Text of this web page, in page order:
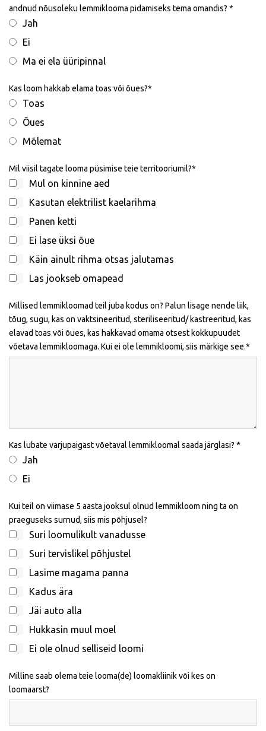
andnud nõusoleku lemmiklooma pidamiseks tema omandis?
Jah
Ei
Ma ei ela üüripinnal
Kas loom hakkab elama toas või õues?
Toas
Õues
Mõlemat
Mil viisil tagate looma püsimise teie territooriumil?
Mul on kinnine aed
Kasutan elektrilist kaelarihma
Panen ketti
Ei lase üksi õue
Käin ainult rihma otsas jalutamas
Las jookseb omapead
Millised lemmikloomad teil juba kodus on? Palun lisage nende liik,
tõug, sugu, kas on vaktsineeritud, steriliseeritud/ kastreeritud, kas
elavad toas või õues, kas hakkavad omama otsest kokkupuudet
võetava lemmikloomaga. Kui ei ole lemmikloomi, siis märkige see.
Kas lubate varjupaigast võetaval lemmikloomal saada järglasi?
Jah
Ei
Kui teil on viimase 5 aasta jooksul olnud lemmikloom ning ta on
praeguseks surnud, siis mis põhjusel?
Suri loomulikult vanadusse
Suri tervislikel põhjustel
Lasime magama panna
Kadus ära
Jäi auto alla
Hukkasin muul moel
Ei ole olnud selliseid loomi
Milline saab olema teie looma(de) loomakliinik või kes on
loomaarst?